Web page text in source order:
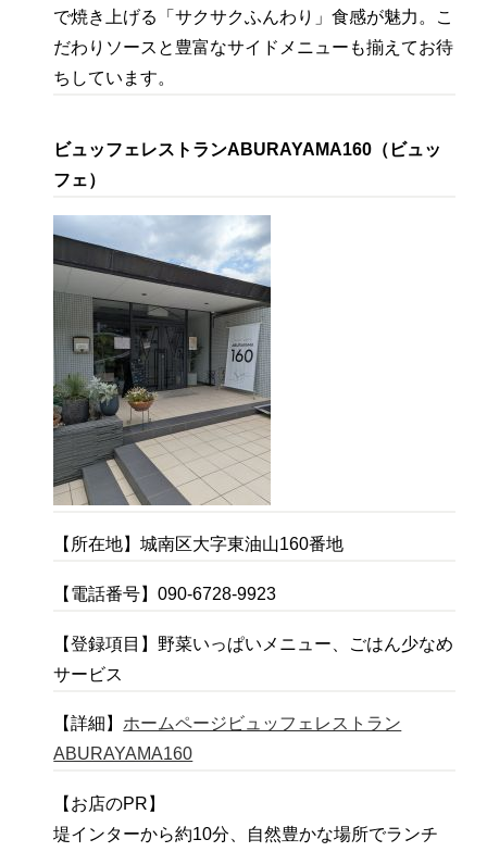
で焼き上げる「サクサクふんわり」食感が魅力。こ
だわりソースと豊富なサイドメニューも揃えてお待
ちしています。
ビュッフェレストランABURAYAMA160（ビュッ
フェ）
【所在地】城南区大字東油山160番地
【電話番号】090-6728-9923
【登録項目】野菜いっぱいメニュー、ごはん少なめ
サービス
【詳細】ホームページビュッフェレストラン
ABURAYAMA160
【お店のPR】
堤インターから約10分、自然豊かな場所でランチ